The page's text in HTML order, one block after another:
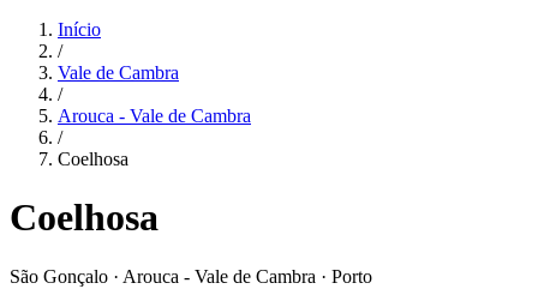
Início
/
Vale de Cambra
/
Arouca - Vale de Cambra
/
Coelhosa
Coelhosa
São Gonçalo · Arouca - Vale de Cambra · Porto